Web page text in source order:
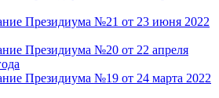
Президиума №21 от 23 июня 2022
Президиума №20 от 22 апреля
Президиума №19 от 24 марта 2022